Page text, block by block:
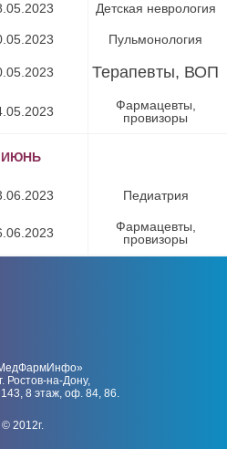
Детская неврология
Пульмонология
Терапевты, ВОП
Фармацевты,
провизоры
ИЮНЬ
Педиатрия
Фармацевты,
провизоры
Ростов-на-Дону,
143, 8 этаж, оф. 84, 86.
© 2012г.